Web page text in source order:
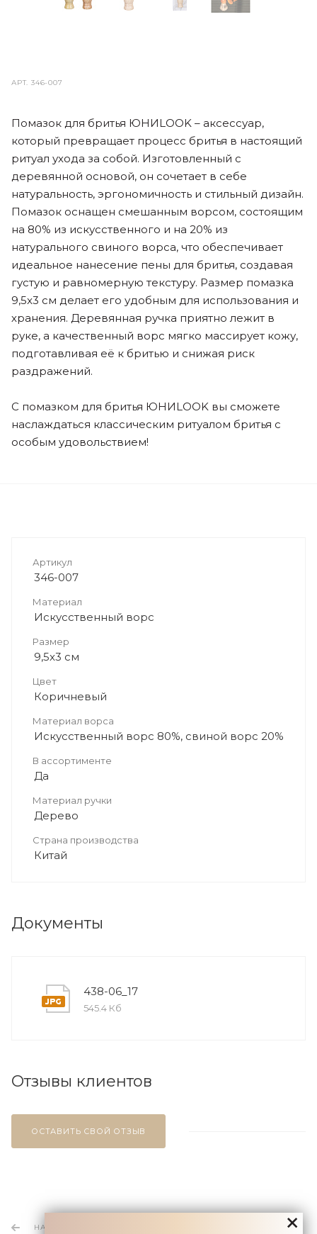
АРТ.346-007
Помазок для бритья ЮНИLOOK – аксессуар,
который превращает процесс бритья в настоящий
ритуал ухода за собой. Изготовленный с
деревянной основой, он сочетает в себе
натуральность, эргономичность и стильный дизайн.
Помазок оснащен смешанным ворсом, состоящим
на 80% из искусственного и на 20% из
натурального свиного ворса, что обеспечивает
идеальное нанесение пены для бритья, создавая
густую и равномерную текстуру. Размер помазка
9,5x3 см делает его удобным для использования и
хранения. Деревянная ручка приятно лежит в
руке, а качественный ворс мягко массирует кожу,
подготавливая её к бритью и снижая риск
раздражений.
С помазком для бритья ЮНИLOOK вы сможете
наслаждаться классическим ритуалом бритья с
особым удовольствием!
Артикул
346-007
Материал
Искусственный ворс
Размер
9,5x3 см
Цвет
Коричневый
Материал ворса
Искусственный ворс 80%, свиной ворс 20%
В ассортименте
Да
Материал ручки
Дерево
Страна производства
Китай
Документы
438-06_17
545.4 Кб
Отзывы клиентов
ОСТАВИТЬ СВОЙ ОТЗЫВ
НАЗАД К СПИСКУ